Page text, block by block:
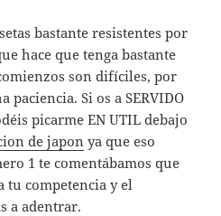
bastante resistentes por
hace que tenga bastante
son difíciles, por
paciencia. Si os a SERVIDO
picarme EN UTIL debajo
de japon ya que eso
1 te comentábamos que
tu competencia y el
a adentrar.